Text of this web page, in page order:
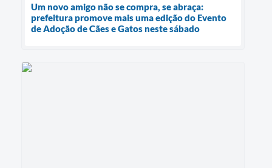
Um novo amigo não se compra, se abraça:
prefeitura promove mais uma edição do Evento
de Adoção de Cães e Gatos neste sábado